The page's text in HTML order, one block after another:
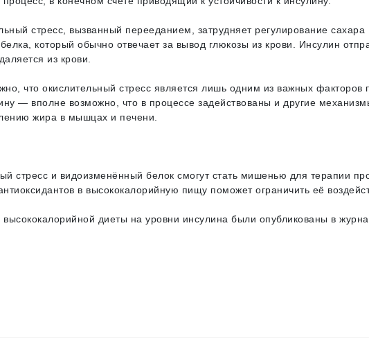
стресс, вызванный перееданием, затрудняет регулирование сахара
белка, который обычно отвечает за вывод глюкозы из крови. Инсулин
из крови.
что окислительный стресс является лишь одним из важных факторов
— вполне возможно, что в процессе задействованы и другие
жира в мышцах и печени.
стресс и видоизменённый белок смогут стать мишенью для терапии
в высококалорийную пищу поможет ограничить её
диеты на уровни инсулина были опубликованы в